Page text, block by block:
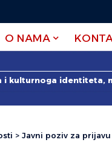
O NAMA
kulturnoga identiteta,
> Javni poziv za prijavu posebnih potreba i